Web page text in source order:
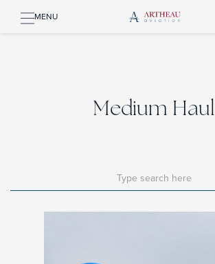
MENU
Medium Haul